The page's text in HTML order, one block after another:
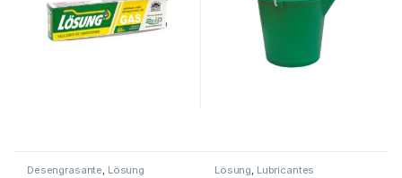
Desengrasante Lösung Lösung Lubricantes